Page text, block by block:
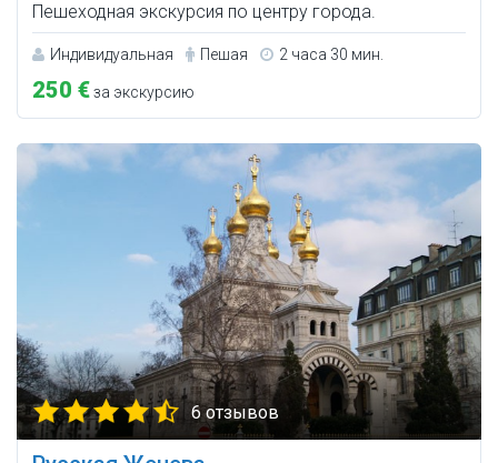
Пешеходная экскурсия по центру города.
Индивидуальная Пешая 2 часа 30 мин.
250 €за экскурсию
6 отзывов